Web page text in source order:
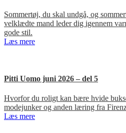
Sommertøj, du skal undgå, og
velklædte mand leder dig igennem
gode stil.
Læs mere
Pitti Uomo juni 2026 – del 5
Hvorfor du roligt kan bære hvide
modejunker og anden læring fra
Læs mere